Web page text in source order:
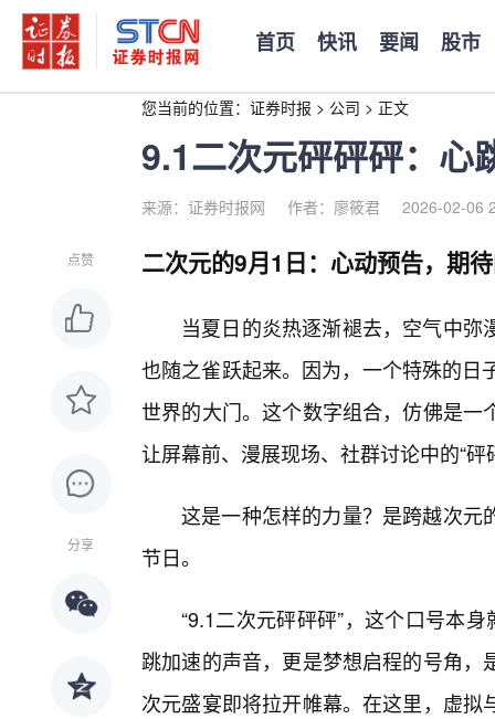
首页 快讯 要闻 股市
您当前的位置： 证券时报 > 公司 > 正文
9.1二次元砰砰砰：心
来源：证券时报网 作者：廖筱君 2026-02-06
点赞
分享
二次元的9月1日：心动预告，期
当夏日的炎热逐渐褪去，空气中
也随之雀跃起来。因为，一个特殊的
世界的大门。这个数字组合，仿佛是
让屏幕前、漫展现场、社群讨论中的“砰
这是一种怎样的力量？是跨越次元
节日。
“9.1二次元砰砰砰”，这个口号本
跳加速的声音，更是梦想启程的号角
次元盛宴即将拉开帷幕。在这里，虚